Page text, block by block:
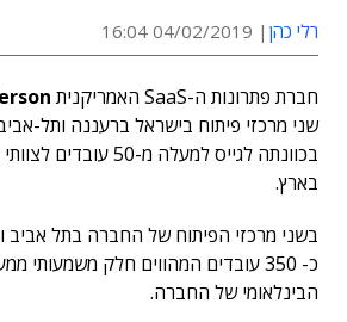
רלי כהן 04/02/2019 16:04
חברת פתרונות ה-SaaS האמריקנית
שני מרכזי פיתוח בישראל ברעננה ותל-
בכוונתה לגייס למעלה מ-
בארץ.
בשני מרכזי הפיתוח של החברה בתל אביב
כ- 350 עובדים המהווים חלק משמעותי
הבינלאומי של החברה.